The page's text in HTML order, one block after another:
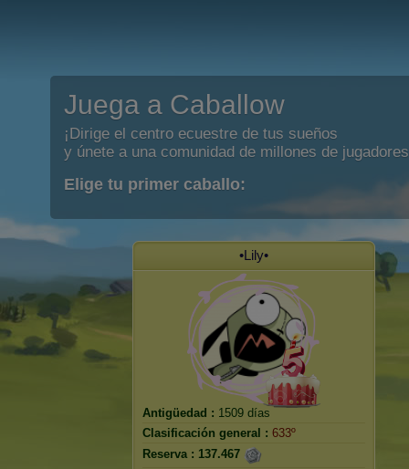
Juega a Caballow
¡Dirige el centro ecuestre de tus sueños
y únete a una comunidad de millones de
Elige tu primer caballo:
•Lily•
Antigüedad : 1509 días
Clasificación general : 633º
Reserva : 137.467